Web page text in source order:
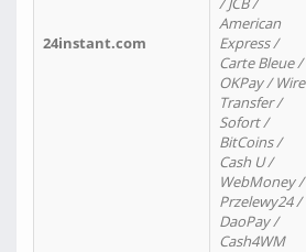
24instant.com
American
Express /
Carte Bleue /
OKPay / Wire
Transfer /
Sofort /
BitCoins /
Cash U /
WebMoney /
Przelewy24 /
DaoPay /
Cash4WM